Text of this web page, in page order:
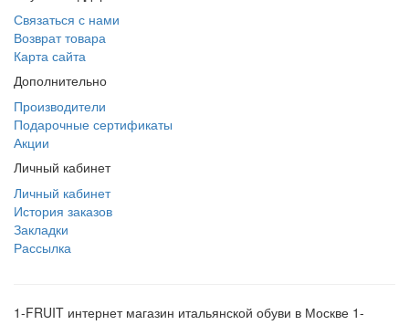
Связаться с нами
Возврат товара
Карта сайта
Дополнительно
Производители
Подарочные сертификаты
Акции
Личный кабинет
Личный кабинет
История заказов
Закладки
Рассылка
1-FRUIT интернет магазин итальянской обуви в Москве 1-